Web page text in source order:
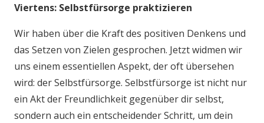
Viertens: Selbstfürsorge praktizieren
Wir haben über die Kraft des positiven Denkens und
das Setzen von Zielen gesprochen. Jetzt widmen wir
uns einem essentiellen Aspekt, der oft übersehen
wird: der Selbstfürsorge. Selbstfürsorge ist nicht nur
ein Akt der Freundlichkeit gegenüber dir selbst,
sondern auch ein entscheidender Schritt, um dein